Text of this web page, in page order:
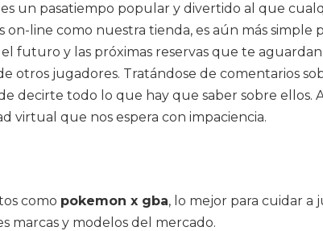
un pasatiempo popular y divertido al que
line como nuestra tienda, es aún más simple
futuro y las próximas reservas que te
otros jugadores. Tratándose de comentarios
todo lo que hay que saber sobre ellos.
virtual que nos espera con impaciencia.
como pokemon x gba, lo mejor para cuidar a
marcas y modelos del mercado.